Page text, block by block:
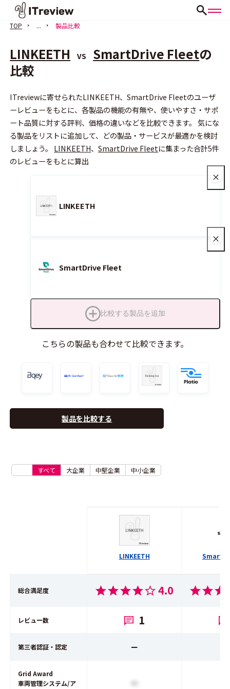
TOP ... 製品比較
LINKEETH VS SmartDrive Fleetの
比較
ITreviewに寄せられたLINKEETH、SmartDrive Fleetのユーザ
ーレビューをもとに、各製品の機能の有無や、使いやすさ・サポ
ート品質に対する評判、価格の違いなどを比較できます。 気にな
る製品をリストに追加して、どの製品・サービスが最適かを検討
しましょう。 LINKEETH、SmartDrive Fleetに集まった合計5件
のレビューをもとに算出
LINKEETH
SmartDrive Fleet
比較する製品を追加
こちらの製品も合わせて比較できます。
製品を比較する
すべて 大企業 中堅企業 中小企業
会員登録（無料）
LINKEETH
総合満足度 4.0
レビュー数 1
第三者認証・認定 ー
Grid Award
車両管理システム/ア
ー